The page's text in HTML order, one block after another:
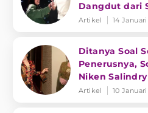
Dangdut dari
Artikel 14
Ditanya Soal
Penerusnya,
Niken Salindry
Artikel 10